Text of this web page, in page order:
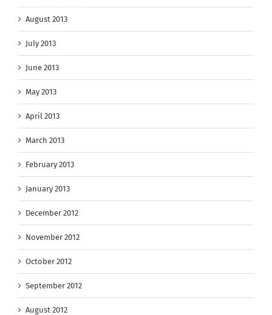
August 2013
July 2013
June 2013
May 2013
April 2013
March 2013
February 2013
January 2013
December 2012
November 2012
October 2012
September 2012
August 2012